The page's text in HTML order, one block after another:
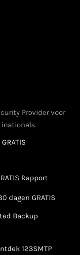
Provider voor
GRATIS
Rapport
dagen GRATIS
Backup
123SMTP